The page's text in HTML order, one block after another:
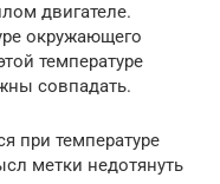
двигателе.
окружающего
температуре
совпадать.
при температуре
метки недотянуть